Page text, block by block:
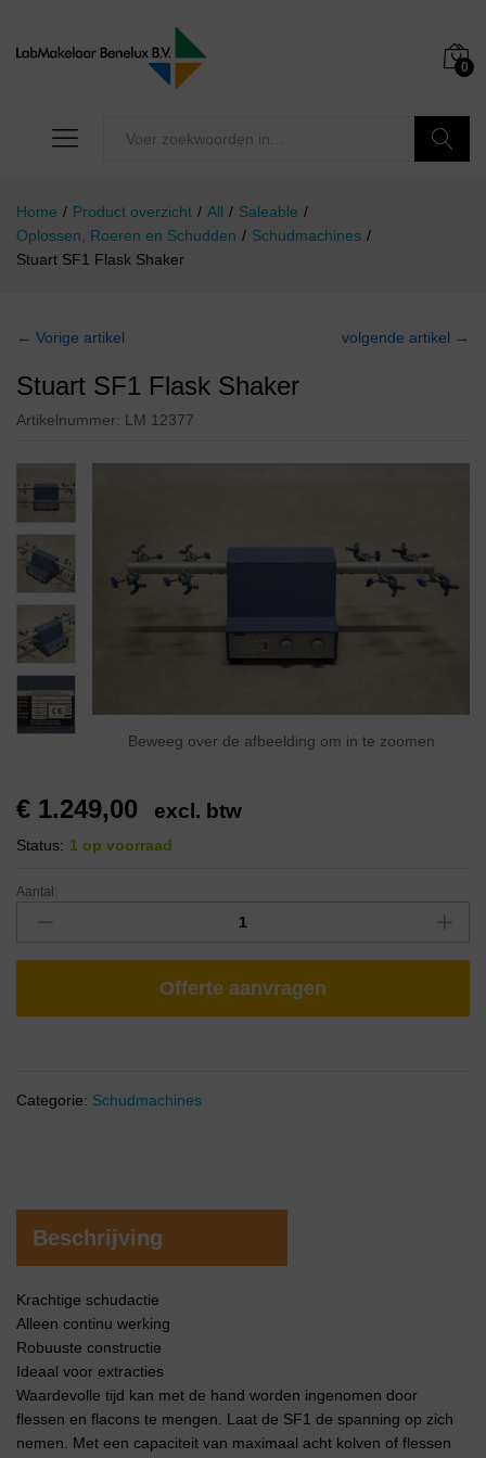
0
Home / Product overzicht / All / Saleable /
Oplossen, Roeren en Schudden / Schudmachines /
Stuart SF1 Flask Shaker
← Vorige artikel volgende artikel →
Stuart SF1 Flask Shaker
Artikelnummer: LM 12377
Beweeg over de afbeelding om in te zoomen
€ 1.249,00 excl. btw
Status: 1 op voorraad
Aantal:
Offerte aanvragen
Categorie: Schudmachines
Beschrijving
Krachtige schudactie
Alleen continu werking
Robuuste constructie
Ideaal voor extracties
Waardevolle tijd kan met de hand worden ingenomen door
flessen en flacons te mengen. Laat de SF1 de spanning op zich
nemen. Met een capaciteit van maximaal acht kolven of flessen